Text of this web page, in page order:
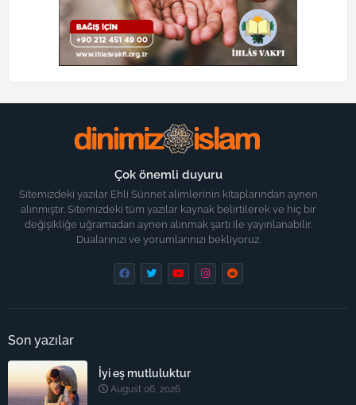
Çok önemli duyuru
Sitemizdeki yazılar Ehli Sünnet alimlerinin kitaplarından aynen
alınmıştır. Sitemizdeki tüm yazılar kaynak belirtilerek ve hiç bir
değişikliğe uğramadan aynen alınmak şartı ile yayınlanabilir.
Dualarınızı ve yorumlarınızı bekliyoruz.
Son yazılar
İyi eş mutluluktur
August 06, 2026